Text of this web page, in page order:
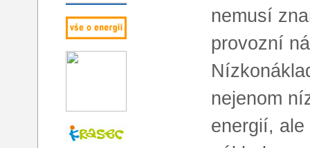
nemusí
provozní
nejenom
energií,